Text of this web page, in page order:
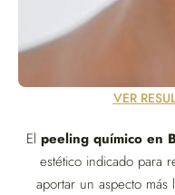
El peeling químico en
estético indicado para
aportar un aspecto
VER